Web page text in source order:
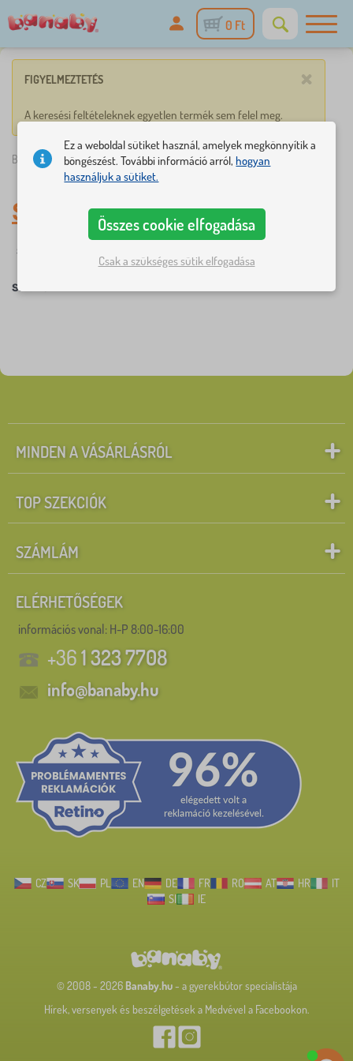
0 Ft
×
FIGYELMEZTETÉS
A keresési feltételeknek egyetlen termék sem felel meg.
Banaby.hu »Smurfs
Smurfs
Szűrés
SZŰRÉS
Smurfs
MINDEN A VÁSÁRLÁSRÓL
TOP SZEKCIÓK
SZÁMLÁM
ELÉRHETŐSÉGEK
információs vonal: H-P 8:00-16:00
+361 323 7708
info@banaby.hu
CZ SK PL EN DE FR RO AT HR
IT
SI
IE
© 2008 - 2026 Banaby.hu- a gyerekbútor specialistája
Hírek, versenyek és beszélgetések a Medvével a Facebookon.
Ez a weboldal sütiket használ, amelyek megkönnyítik a
böngészést. További információ arról,hogyan
használjuk a sütiket.
Összes cookie elfogadása
Csak a szükséges sütik elfogadása